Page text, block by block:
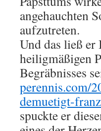
angehauchten
aufzutreten.
Und das ließ er
heiligmäßigen
Begräbnisses
perennis.com/
demuetigt-
spuckte er